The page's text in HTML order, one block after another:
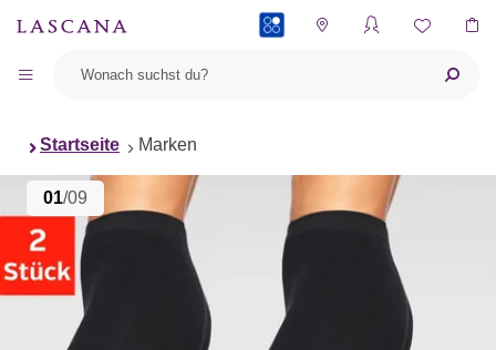
Startseite Marken
01/09